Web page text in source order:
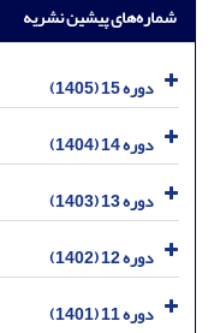
شماره‌های پیشین نشریه
دوره 15 (1405)
دوره 14 (1404)
دوره 13 (1403)
دوره 12 (1402)
دوره 11 (1401)